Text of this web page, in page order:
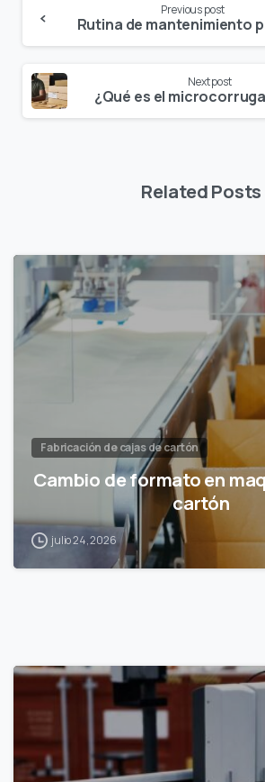
Reading
Previous post
Next post
Related Posts
Fabricación de cajas de cartón
Cambio de formato en
cartón
julio 24, 2026